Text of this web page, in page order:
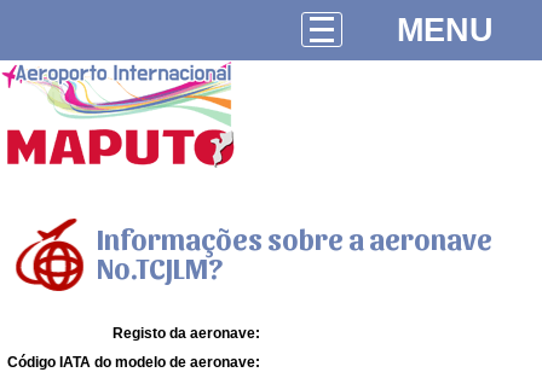
MENU
Informações sobre a aeronave
No.TCJLM?
Registo da aeronave:
Código IATA do modelo de aeronave: